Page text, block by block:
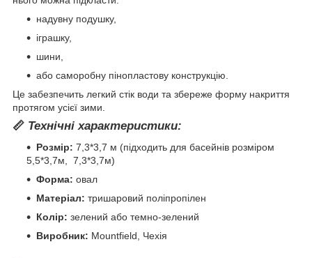
надувну подушку,
іграшку,
шини,
або саморобну пінопластову конструкцію.
Це забезпечить легкий стік води та збереже форму накриття
протягом усієї зими.
📏 Технічні характеристики:
Розмір: 7,3*3,7 м (підходить для басейнів розміром
5,5*3,7м, 7,3*3,7м)
Форма: овал
Матеріал: тришаровий поліпропілен
Колір: зелений або темно-зелений
Виробник: Mountfield, Чехія